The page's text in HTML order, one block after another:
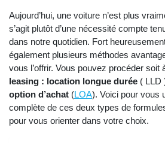
Aujourd’hui, une voiture n’est plus
s’agit plutôt d’une nécessité compte
dans notre quotidien. Fort
également plusieurs méthodes
vous l’offrir. Vous pouvez procéder soit
leasing : location longue durée ( LLD
option d’achat (LOA). Voici pour vous
complète de ces deux types de
pour vous orienter dans votre choix.